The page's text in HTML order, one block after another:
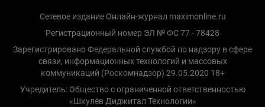
Сетевое издание Онлайн-журнал maximonline.ru
Регистрационный номер ЭЛ № ФС 77 - 78428
Зарегистрировано Федеральной службой по надзору в сфере
связи, информационных технологий и массовых
коммуникаций (Роскомнадзор) 29.05.2020 18+
Учредитель: Общество с ограниченной ответственностью
«Шкулёв Диджитал Технологии»